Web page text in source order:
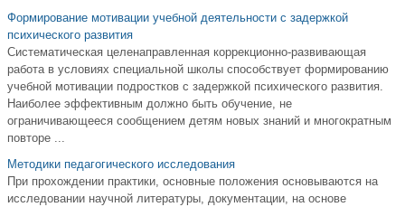
Формирование мотивации учебной деятельности с задержкой
психического развития
Систематическая целенаправленная коррекционно-развивающая
работа в условиях специальной школы способствует формированию
учебной мотивации подростков с задержкой психического развития.
Наиболее эффективным должно быть обучение, не
ограничивающееся сообщением детям новых знаний и многократным
повторе ...
Методики педагогического исследования
При прохождении практики, основные положения основываются на
исследовании научной литературы, документации, на основе